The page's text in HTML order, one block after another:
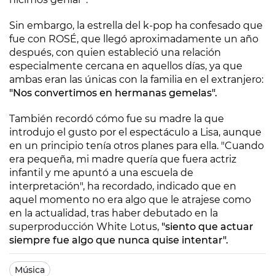
Sin embargo, la estrella del k-pop ha confesado que
fue con ROSÉ, que llegó aproximadamente un año
después, con quien estableció una relación
especialmente cercana en aquellos días, ya que
ambas eran las únicas con la familia en el extranjero:
"Nos convertimos en hermanas gemelas".
También recordó cómo fue su madre la que
introdujo el gusto por el espectáculo a Lisa, aunque
en un principio tenía otros planes para ella. "Cuando
era pequeña, mi madre quería que fuera actriz
infantil y me apuntó a una escuela de
interpretación", ha recordado, indicado que en
aquel momento no era algo que le atrajese como
en la actualidad, tras haber debutado en la
superproducción White Lotus, "siento que actuar
siempre fue algo que nunca quise intentar".
Música